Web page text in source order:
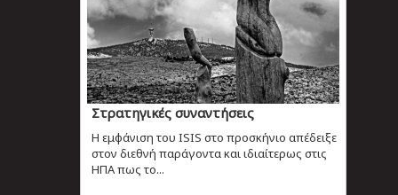
Στρατηγικές συναντήσεις
Η εμφάνιση του ISIS στο προσκήνιο απέδειξε
στον διεθνή παράγοντα και ιδιαίτερως στις
ΗΠΑ πως το...